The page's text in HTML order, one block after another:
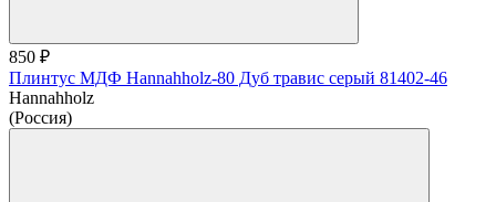
850 ₽
Плинтус МДФ Hannahholz-80 Дуб травис серый 81402-46
Hannahholz
(Россия)